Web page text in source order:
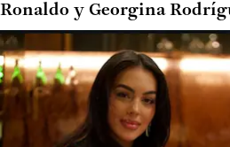
Ronaldo y Georgina